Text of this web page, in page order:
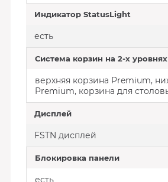
Индикатор StatusLight
есть
Система корзин на 2-х уровнях
верхняя корзина Premium,
Premium, корзина для
Дисплей
FSTN дисплей
Блокировка панели
есть